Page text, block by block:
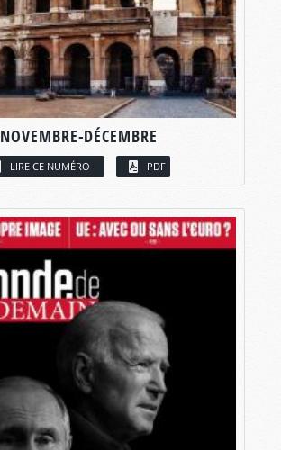
NOVEMBRE-DÉCEMBRE
LIRE CE NUMÉRO PDF